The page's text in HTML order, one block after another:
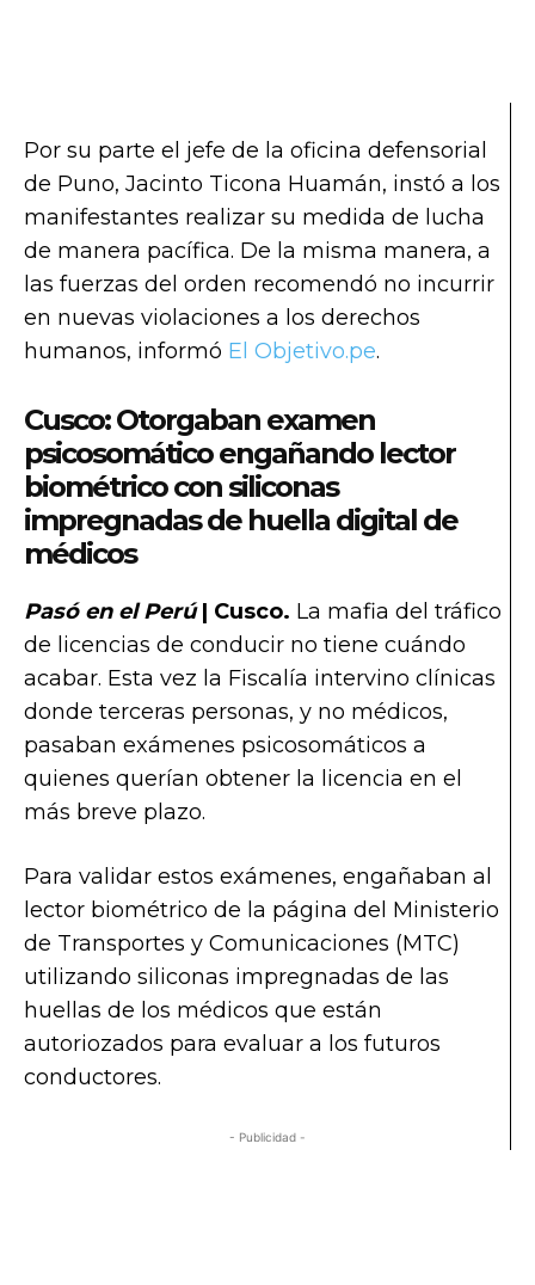
Por su parte el jefe de la oficina defensorial
de Puno, Jacinto Ticona Huamán, instó a los
manifestantes realizar su medida de lucha
de manera pacífica. De la misma manera, a
las fuerzas del orden recomendó no incurrir
en nuevas violaciones a los derechos
humanos, informó El Objetivo.pe.
Cusco: Otorgaban examen
psicosomático engañando lector
biométrico con siliconas
impregnadas de huella digital de
médicos
Pasó en el Perú| Cusco. La mafia del tráfico
de licencias de conducir no tiene cuándo
acabar. Esta vez la Fiscalía intervino clínicas
donde terceras personas, y no médicos,
pasaban exámenes psicosomáticos a
quienes querían obtener la licencia en el
más breve plazo.
Para validar estos exámenes, engañaban al
lector biométrico de la página del Ministerio
de Transportes y Comunicaciones (MTC)
utilizando siliconas impregnadas de las
huellas de los médicos que están
autoriozados para evaluar a los futuros
conductores.
- Publicidad -